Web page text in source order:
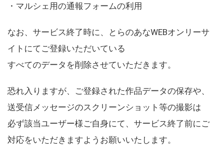
・マルシェ用の通報フォームの利用
なお、サービス終了時に、とらのあなWEBオンリーサ
イトにてご登録いただいている
すべてのデータを削除させていただきます。
恐れ入りますが、ご登録された作品データの保存や、
送受信メッセージのスクリーンショット等の撮影は
必ず該当ユーザー様ご自身にて、サービス終了前にご
対応をいただきますようお願いいたします。